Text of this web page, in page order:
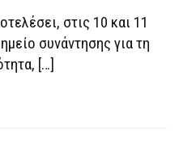
στις 10 και 11
συνάντησης για τη
[…]